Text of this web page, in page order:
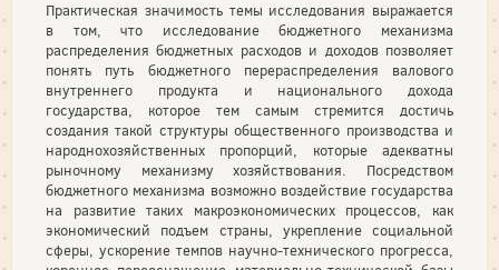
Практическая значимость темы исследования выражается
в том, что исследование бюджетного механизма
распределения бюджетных расходов и доходов позволяет
понять путь бюджетного перераспределения валового
внутреннего продукта и национального дохода
государства, которое тем самым стремится достичь
создания такой структуры общественного производства и
народнохозяйственных пропорций, которые адекватны
рыночному механизму хозяйствования. Посредством
бюджетного механизма возможно воздействие государства
на развитие таких макроэкономических процессов, как
экономический подъем страны, укрепление социальной
сферы, ускорение темпов научно-технического прогресса,